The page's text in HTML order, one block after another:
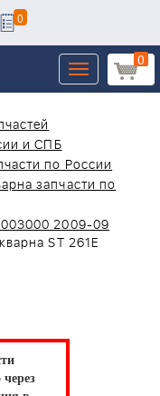
0
0
Toggle
navigation
и СПБ
по России
запчасти по
2009-09
ST 261E